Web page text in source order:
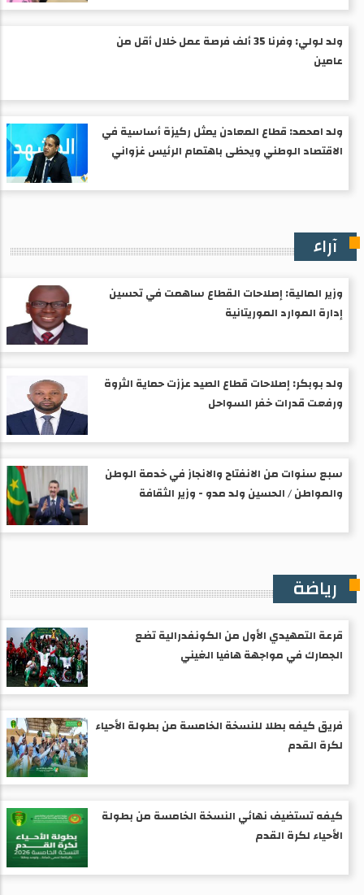
ولد لولي: وفرنا 35 ألف فرصة عمل خلال أقل من
عامين
ولد امحمد: قطاع المعادن يمثل ركيزة أساسية في
الاقتصاد الوطني ويحظى باهتمام الرئيس غزواني
آراء
وزير المالية: إصلاحات القطاع ساهمت في تحسين
إدارة الموارد الموريتانية
ولد بوبكر: إصلاحات قطاع الصيد عززت حماية الثروة
ورفعت قدرات خفر السواحل
سبع سنوات من الانفتاح والانجاز في خدمة الوطن
والمواطن / الحسين ولد مدو - وزير الثقافة
رياضة
قرعة التمهيدي الأول من الكونفدرالية تضع
الجمارك في مواجهة هافيا الغيني
فريق كيفه بطلا للنسخة الخامسة من بطولة الأحياء
لكرة القدم
كيفه تستضيف نهائي النسخة الخامسة من بطولة
الأحياء لكرة القدم